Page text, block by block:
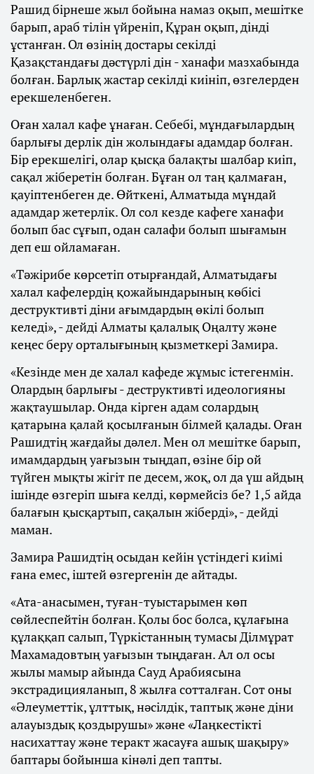
Рашид бірнеше жыл бойына намаз оқып, мешітке
барып, араб тілін үйреніп, Құран оқып, дінді
ұстанған. Ол өзінің достары секілді
Қазақстандағы дәстүрлі дін - ханафи мазхабында
болған. Барлық жастар секілді киініп, өзгелерден
ерекшеленбеген.
Оған халал кафе ұнаған. Себебі, мұндағылардың
барлығы дерлік дін жолындағы адамдар болған.
Бір ерекшелігі, олар қысқа балақты шалбар киіп,
сақал жіберетін болған. Бұған ол таң қалмаған,
қауіптенбеген де. Өйткені, Алматыда мұндай
адамдар жетерлік. Ол сол кезде кафеге ханафи
болып бас сұғып, одан салафи болып шығамын
деп еш ойламаған.
«Тәжірибе көрсетіп отырғандай, Алматыдағы
халал кафелердің қожайындарының көбісі
деструктивті діни ағымдардың өкілі болып
келеді», - дейді Алматы қалалық Оңалту және
кеңес беру орталығының қызметкері Замира.
«Кезінде мен де халал кафеде жұмыс істегенмін.
Олардың барлығы - деструктивті идеологияны
жақтаушылар. Онда кірген адам солардың
қатарына қалай қосылғанын білмей қалады. Оған
Рашидтің жағдайы дәлел. Мен ол мешітке барып,
имамдардың уағызын тыңдап, өзіне бір ой
түйген мықты жігіт пе десем, жоқ, ол да үш айдың
ішінде өзгеріп шыға келді, көрмейсіз бе? 1,5 айда
балағын қысқартып, сақалын жіберді», - дейді
маман.
Замира Рашидтің осыдан кейін үстіндегі киімі
ғана емес, іштей өзгергенін де айтады.
«Ата-анасымен, туған-туыстарымен көп
сөйлеспейтін болған. Қолы бос болса, құлағына
құлаққап салып, Түркістанның тумасы Ділмұрат
Махамадовтың уағызын тыңдаған. Ал ол осы
жылы мамыр айында Сауд Арабиясына
экстрадицияланып, 8 жылға сотталған. Сот оны
«Әлеуметтік, ұлттық, нәсілдік, таптық және діни
алауыздық қоздырушы» және «Лаңкестікті
насихаттау және теракт жасауға ашық шақыру»
баптары бойынша кінәлі деп тапты.